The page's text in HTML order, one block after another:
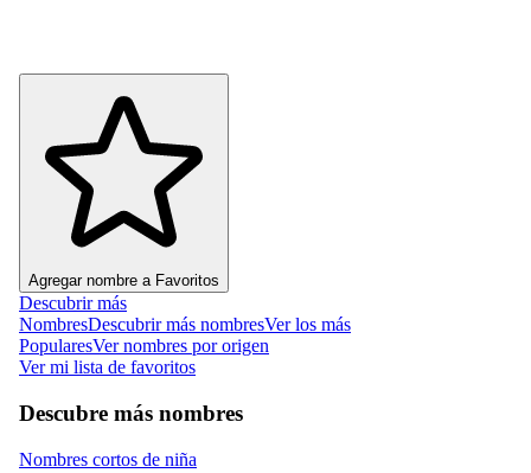
Agregar nombre a Favoritos
Descubrir más
NombresDescubrir más nombresVer los más
PopularesVer nombres por origen
Ver mi lista de favoritos
Descubre más nombres
Nombres cortos de niña